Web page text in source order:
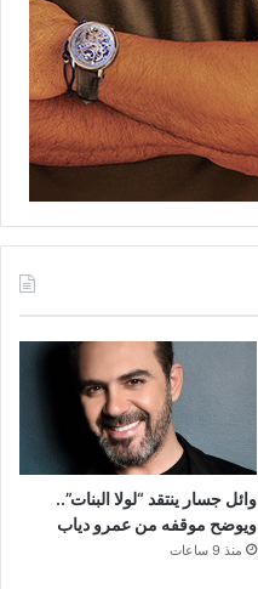
وائل جسار ينتقد “لولا البنات”..
ويوضح موقفه من عمرو دياب
منذ 9 ساعات